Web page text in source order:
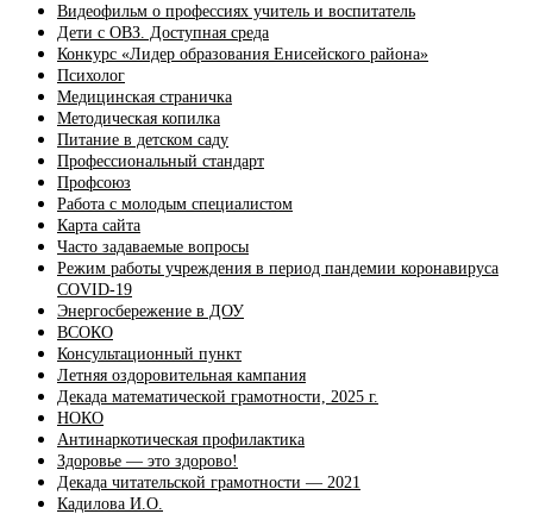
Видеофильм о профессиях учитель и воспитатель
Дети с ОВЗ. Доступная среда
Конкурс «Лидер образования Енисейского района»
Психолог
Медицинская страничка
Методическая копилка
Питание в детском саду
Профессиональный стандарт
Профсоюз
Работа с молодым специалистом
Карта сайта
Часто задаваемые вопросы
Режим работы учреждения в период пандемии коронавируса
COVID-19
Энергосбережение в ДОУ
ВСОКО
Консультационный пункт
Летняя оздоровительная кампания
Декада математической грамотности, 2025 г.
НОКО
Антинаркотическая профилактика
Здоровье — это здорово!
Декада читательской грамотности — 2021
Кадилова И.О.